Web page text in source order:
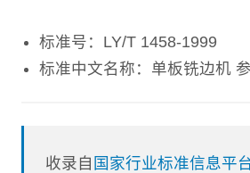
标准号：LY/T 1458-1999
标准中文名称：单板铣边机
收录自 国家行业标准信息平